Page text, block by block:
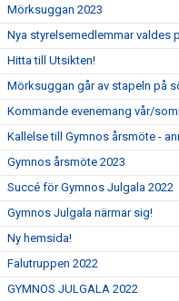
Mörksuggan 2023
Nya styrelsemedlemmar valdes
Hitta till Utsikten!
Mörksuggan går av stapeln på
Kommande evenemang vår/
Kallelse till Gymnos årsmöte -
Gymnos årsmöte 2023
Succé för Gymnos Julgala 2022
Gymnos Julgala närmar sig!
Ny hemsida!
Falutruppen 2022
GYMNOS JULGALA 2022